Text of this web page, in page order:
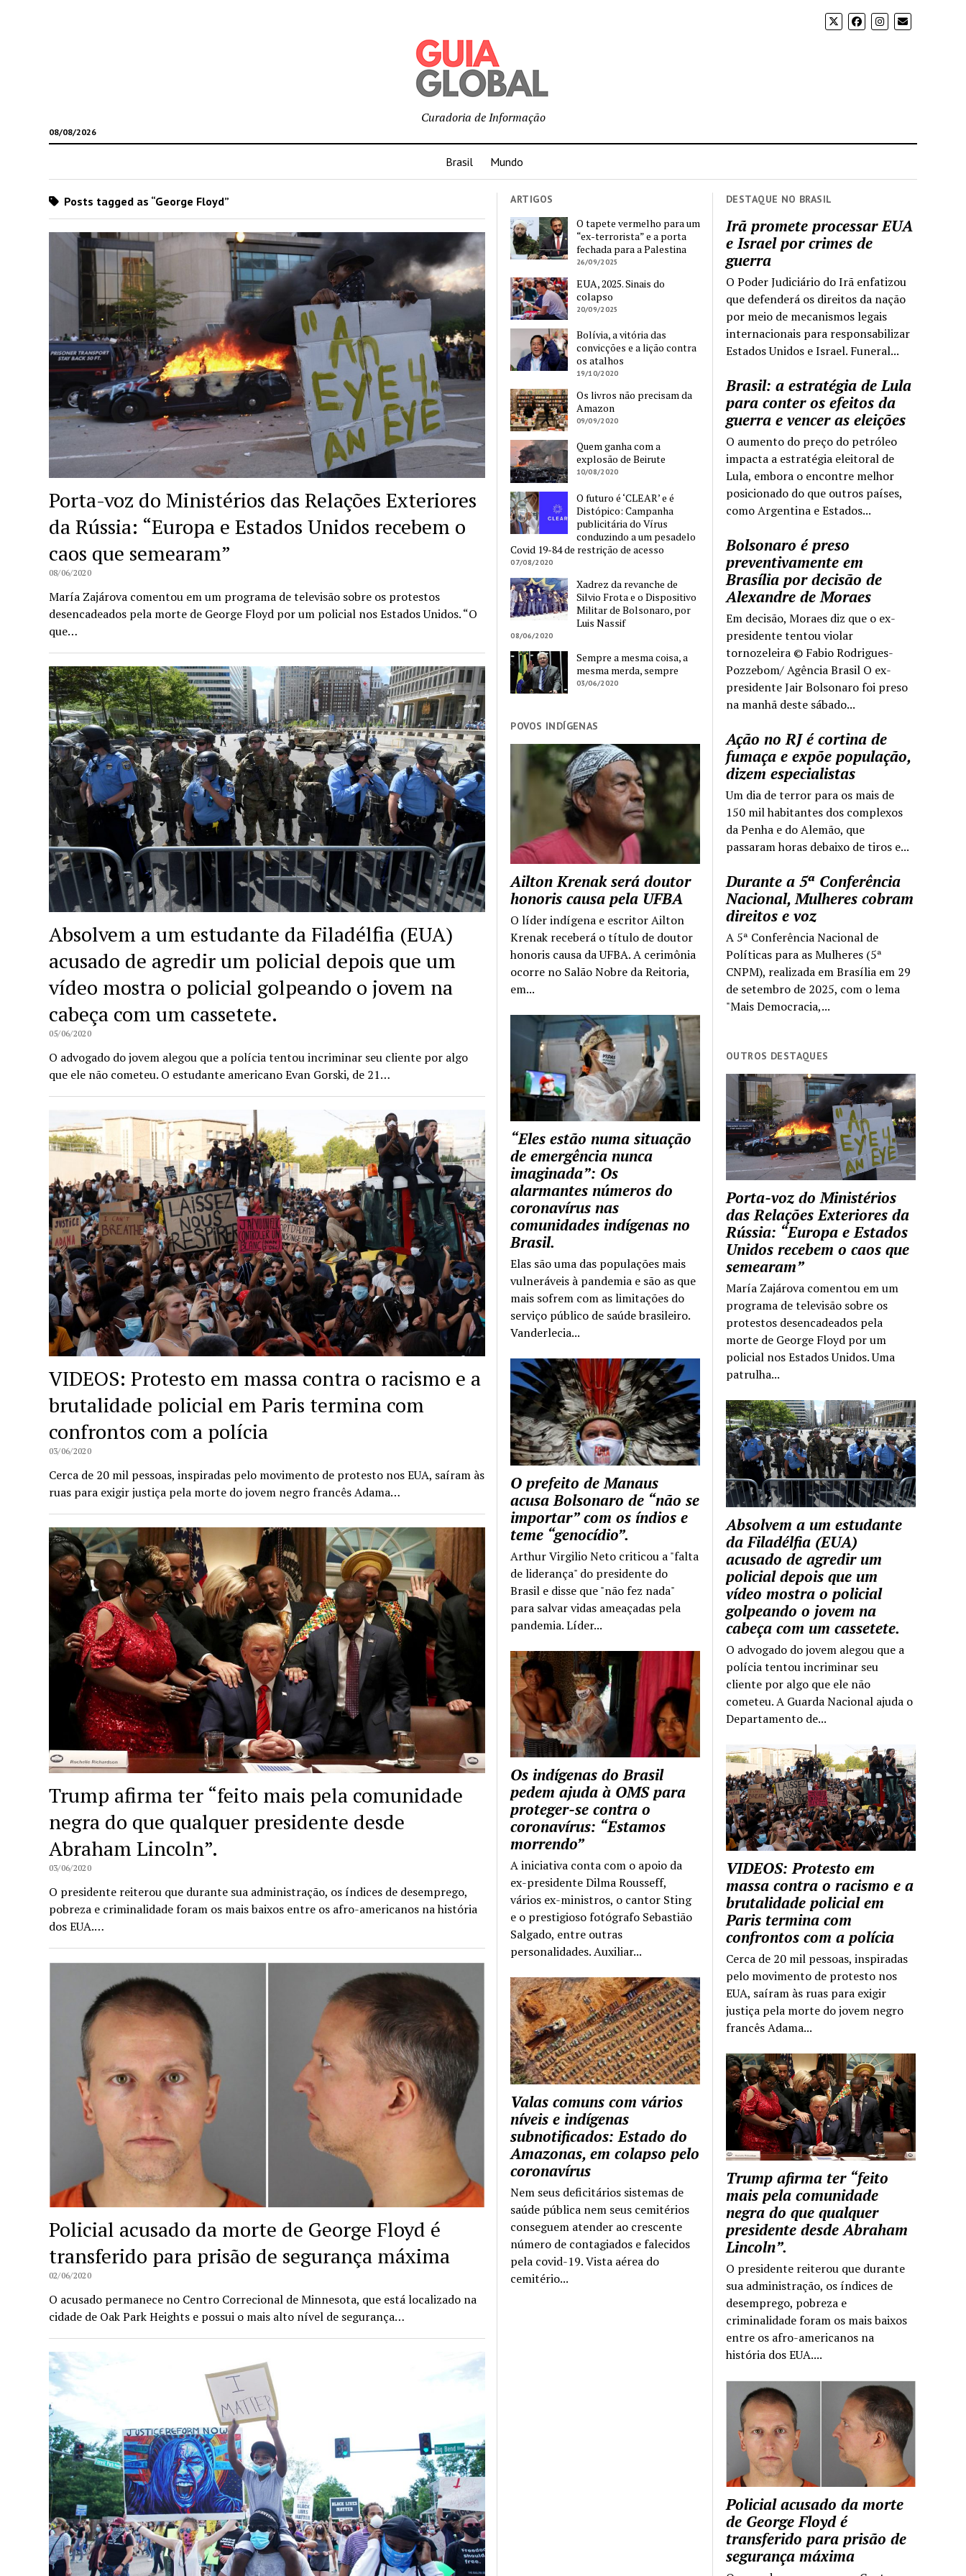
08/08/2026
Curadoria de Informação
Brasil Mundo
DESTAQUE NO BRASIL
Irã promete processar EUA
e Israel por crimes de
guerra
O Poder Judiciário do Irã enfatizou
que defenderá os direitos da nação
por meio de mecanismos legais
internacionais para responsabilizar
Estados Unidos e Israel. Funeral...
Brasil: a estratégia de Lula
para conter os efeitos da
guerra e vencer as eleições
O aumento do preço do petróleo
impacta a estratégia eleitoral de
Lula, embora o encontre melhor
posicionado do que outros países,
como Argentina e Estados...
Bolsonaro é preso
preventivamente em
Brasília por decisão de
Alexandre de Moraes
Em decisão, Moraes diz que o ex-
presidente tentou violar
tornozeleira © Fabio Rodrigues-
Pozzebom/ Agência Brasil O ex-
presidente Jair Bolsonaro foi preso
na manhã deste sábado...
Ação no RJ é cortina de
fumaça e expõe população,
dizem especialistas
Um dia de terror para os mais de
150 mil habitantes dos complexos
da Penha e do Alemão, que
passaram horas debaixo de tiros e...
Durante a 5ª Conferência
Nacional, Mulheres cobram
direitos e voz
A 5ª Conferência Nacional de
Políticas para as Mulheres (5ª
CNPM), realizada em Brasília em 29
de setembro de 2025, com o lema
"Mais Democracia,...
OUTROS DESTAQUES
Porta-voz do Ministérios
das Relações Exteriores da
Rússia: “Europa e Estados
Unidos recebem o caos que
semearam”
María Zajárova comentou em um
programa de televisão sobre os
protestos desencadeados pela
morte de George Floyd por um
policial nos Estados Unidos. Uma
patrulha...
Absolvem a um estudante
da Filadélfia (EUA)
acusado de agredir um
policial depois que um
vídeo mostra o policial
golpeando o jovem na
cabeça com um cassetete.
O advogado do jovem alegou que a
polícia tentou incriminar seu
cliente por algo que ele não
cometeu. A Guarda Nacional ajuda o
Departamento de...
VIDEOS: Protesto em
massa contra o racismo e a
brutalidade policial em
Paris termina com
confrontos com a polícia
Cerca de 20 mil pessoas, inspiradas
pelo movimento de protesto nos
EUA, saíram às ruas para exigir
justiça pela morte do jovem negro
francês Adama...
Trump afirma ter “feito
mais pela comunidade
negra do que qualquer
presidente desde Abraham
Lincoln”.
O presidente reiterou que durante
sua administração, os índices de
desemprego, pobreza e
criminalidade foram os mais baixos
entre os afro-americanos na
história dos EUA....
Policial acusado da morte
de George Floyd é
transferido para prisão de
segurança máxima
Posts tagged as “George Floyd”
Porta-voz do Ministérios das Relações Exteriores
da Rússia: “Europa e Estados Unidos recebem o
caos que semearam”
08/06/2020
María Zajárova comentou em um programa de televisão sobre os protestos
desencadeados pela morte de George Floyd por um policial nos Estados Unidos. “O
que…
Absolvem a um estudante da Filadélfia (EUA)
acusado de agredir um policial depois que um
vídeo mostra o policial golpeando o jovem na
cabeça com um cassetete.
05/06/2020
O advogado do jovem alegou que a polícia tentou incriminar seu cliente por algo
que ele não cometeu. O estudante americano Evan Gorski, de 21…
VIDEOS: Protesto em massa contra o racismo e a
brutalidade policial em Paris termina com
confrontos com a polícia
03/06/2020
Cerca de 20 mil pessoas, inspiradas pelo movimento de protesto nos EUA, saíram às
ruas para exigir justiça pela morte do jovem negro francês Adama…
Trump afirma ter “feito mais pela comunidade
negra do que qualquer presidente desde
Abraham Lincoln”.
03/06/2020
O presidente reiterou que durante sua administração, os índices de desemprego,
pobreza e criminalidade foram os mais baixos entre os afro-americanos na história
dos EUA.…
Policial acusado da morte de George Floyd é
transferido para prisão de segurança máxima
02/06/2020
O acusado permanece no Centro Correcional de Minnesota, que está localizado na
cidade de Oak Park Heights e possui o mais alto nível de segurança…
ARTIGOS
O tapete vermelho para um
“ex-terrorista” e a porta
fechada para a Palestina
26/09/2025
EUA, 2025. Sinais do
colapso
20/09/2025
Bolívia, a vitória das
convicções e a lição contra
os atalhos
19/10/2020
Os livros não precisam da
Amazon
09/09/2020
Quem ganha com a
explosão de Beirute
10/08/2020
O futuro é ‘CLEAR’ e é
Distópico: Campanha
publicitária do Vírus
conduzindo a um pesadelo
Covid 19-84 de restrição de acesso
07/08/2020
Xadrez da revanche de
Silvio Frota e o Dispositivo
Militar de Bolsonaro, por
Luis Nassif
08/06/2020
Sempre a mesma coisa, a
mesma merda, sempre
03/06/2020
POVOS INDÍGENAS
Ailton Krenak será doutor
honoris causa pela UFBA
O líder indígena e escritor Ailton
Krenak receberá o título de doutor
honoris causa da UFBA. A cerimônia
ocorre no Salão Nobre da Reitoria,
em...
“Eles estão numa situação
de emergência nunca
imaginada”: Os
alarmantes números do
coronavírus nas
comunidades indígenas no
Brasil.
Elas são uma das populações mais
vulneráveis à pandemia e são as que
mais sofrem com as limitações do
serviço público de saúde brasileiro.
Vanderlecia...
O prefeito de Manaus
acusa Bolsonaro de “não se
importar” com os índios e
teme “genocídio”.
Arthur Virgilio Neto criticou a "falta
de liderança" do presidente do
Brasil e disse que "não fez nada"
para salvar vidas ameaçadas pela
pandemia. Líder...
Os indígenas do Brasil
pedem ajuda à OMS para
proteger-se contra o
coronavírus: “Estamos
morrendo”
A iniciativa conta com o apoio da
ex-presidente Dilma Rousseff,
vários ex-ministros, o cantor Sting
e o prestigioso fotógrafo Sebastião
Salgado, entre outras
personalidades. Auxiliar...
Valas comuns com vários
níveis e indígenas
subnotificados: Estado do
Amazonas, em colapso pelo
coronavírus
Nem seus deficitários sistemas de
saúde pública nem seus cemitérios
conseguem atender ao crescente
número de contagiados e falecidos
pela covid-19. Vista aérea do
cemitério...